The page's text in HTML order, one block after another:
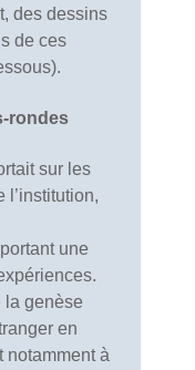
des dessins
de ces
rondes
sur les
une
la genèse
en
notamment à